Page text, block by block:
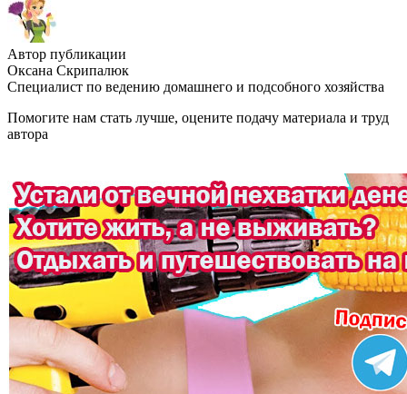
Автор публикации
Оксана Скрипалюк
Специалист по ведению домашнего и подсобного хозяйства
Помогите нам стать лучше, оцените подачу материала и труд
автора